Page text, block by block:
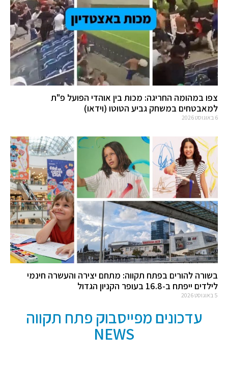
צפו במהומה החריגה: מכות בין אוהדי הפועל פ"ת
למאבטחים במשחק גביע הטוטו (וידאו)
6 באוגוסט 2026
בשורה להורים בפתח תקווה: מתחם יצירה והעשרה חינמי
לילדים ייפתח ב-16.8 בעופר הקניון הגדול
5 באוגוסט 2026
עדכונים מפייסבוק פתח תקווה
NEWS